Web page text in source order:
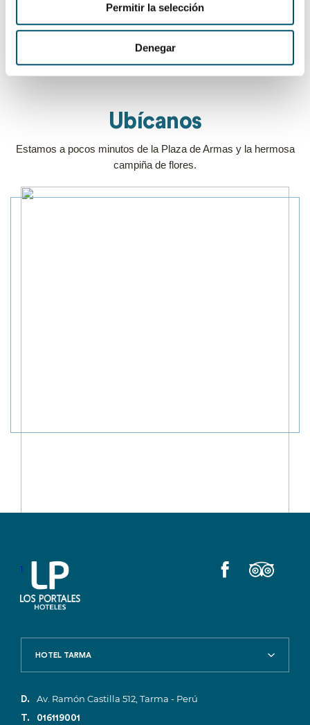
Permitir la selección
Denegar
Ubícanos
Estamos a pocos minutos de la Plaza de Armas y la hermosa
campiña de flores.
1
HOTEL TARMA
D. Av. Ramón Castilla 512, Tarma - Perú
T. 016119001